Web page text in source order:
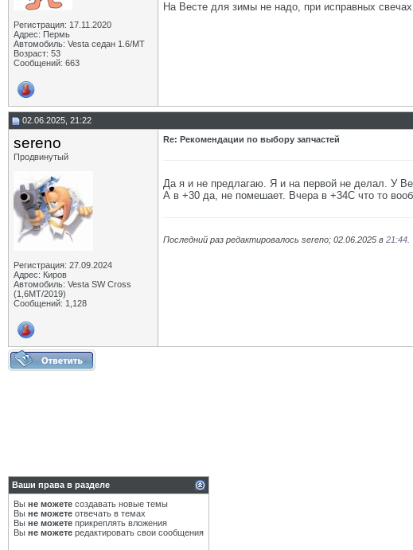
Регистрация: 17.11.2020
Адрес: Пермь
Автомобиль: Vesta седан 1.6/МТ
Возраст: 53
Сообщений: 663
На Весте для зимы не надо, при исправных
02.06.2025, 21:22
sereno
Продвинутый
Регистрация: 27.09.2024
Адрес: Киров
Автомобиль: Vesta SW Cross
(1,6МТ/2019)
Сообщений: 1,128
Re: Рекомендации по выбору запчастей
Да я и не предлагаю. Я и на первой не делал. У
А в +30 да, не помешает. Вчера в +34С что то
Последний раз редактировалось sereno; 02.06.2025 в 21:44
Ваши права в разделе
Вы не можете создавать новые темы
Вы не можете отвечать в темах
Вы не можете прикреплять вложения
Вы не можете редактировать свои сообщения